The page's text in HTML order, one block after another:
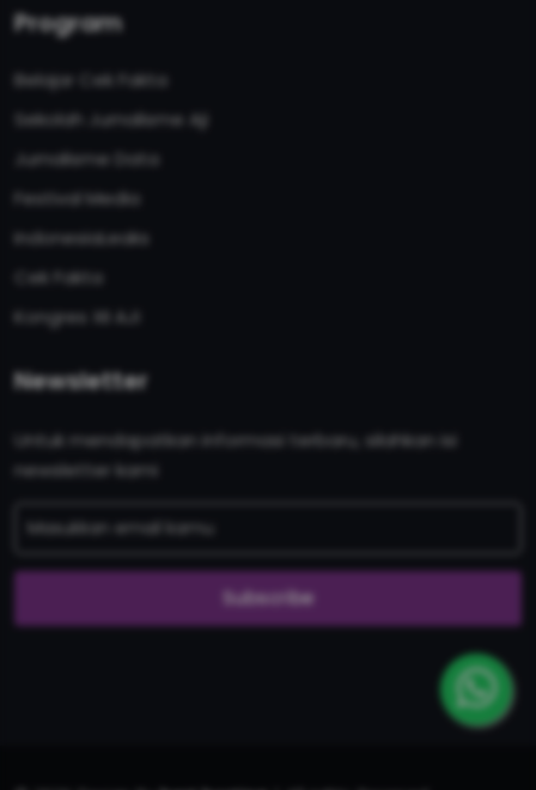
Program
Belajar Cek Fakta
Sekolah Jurnalisme Aji
Jurnalisme Data
Festival Media
IndonesiaLeaks
Cek Fakta
Kongres XII AJI
Newsletter
Untuk mendapatkan informasi terbaru, silahkan isi
newsletter kami
Subscribe